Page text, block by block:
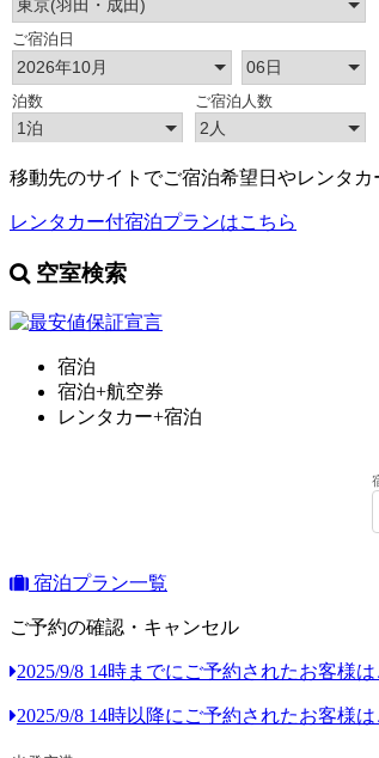
移動先のサイトでご宿泊希望日やレンタ
レンタカー付宿泊プランはこちら
空室検索
宿泊
宿泊+航空券
レンタカー+宿泊
宿泊プラン一覧
ご予約の確認・キャンセル
2025/9/8 14時までにご予約されたお客様は
2025/9/8 14時以降にご予約されたお客様は